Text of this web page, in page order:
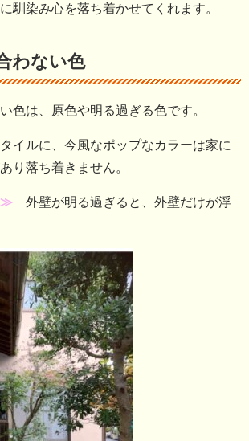
馴染み心を落ち着かせてくれます。
わない色
色は、原色や明る過ぎる色です。
イルに、今風なポップなカラーは家に
り落ち着きません。
≫ 外壁が明る過ぎると、外壁だけが浮